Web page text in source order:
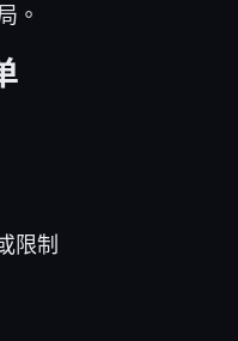
。
限制